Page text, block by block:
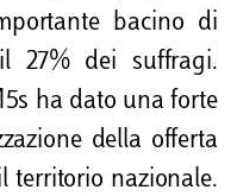
bacino di
27% dei suffragi.
ha dato una forte
della offerta
territorio nazionale.